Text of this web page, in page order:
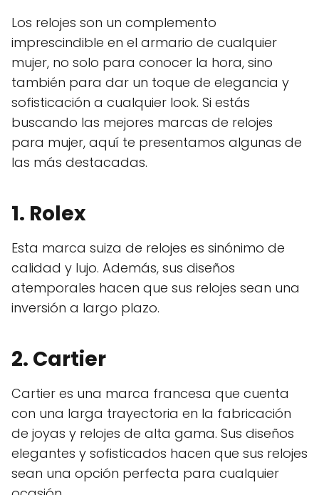
Los relojes son un complemento
imprescindible en el armario de cualquier
mujer, no solo para conocer la hora, sino
también para dar un toque de elegancia y
sofisticación a cualquier look. Si estás
buscando las mejores marcas de relojes
para mujer, aquí te presentamos algunas de
las más destacadas.
1. Rolex
Esta marca suiza de relojes es sinónimo de
calidad y lujo. Además, sus diseños
atemporales hacen que sus relojes sean una
inversión a largo plazo.
2. Cartier
Cartier es una marca francesa que cuenta
con una larga trayectoria en la fabricación
de joyas y relojes de alta gama. Sus diseños
elegantes y sofisticados hacen que sus relojes
sean una opción perfecta para cualquier